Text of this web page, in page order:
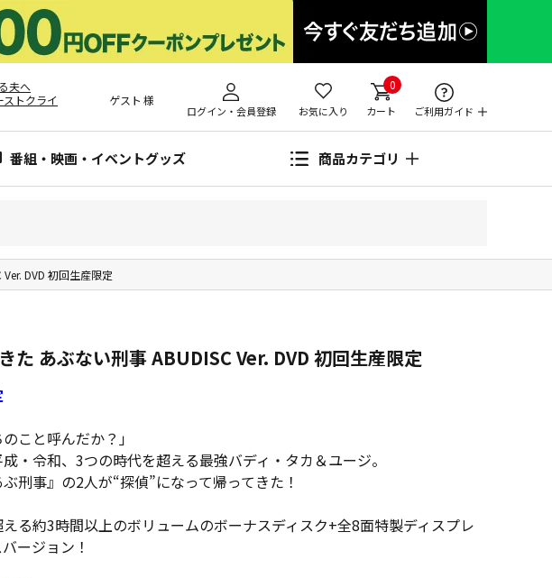
夫へ
ストクライ
ゲスト 様
ログイン・会員登録 お気に入り
0
カート ご利用ガイド
番組・映画・イベントグッズ 商品カテゴリ
DVD 初回生産限定
た あぶない刑事 ABUDISC Ver. DVD 初回生産限定
のこと呼んだか？」
・令和、3つの時代を超える最強バディ・タカ＆ユージ。
刑事』の2人が“探偵”になって帰ってきた！
る約3時間以上のボリュームのボーナスディスク+全8面特製ディスプレ
ージョン！